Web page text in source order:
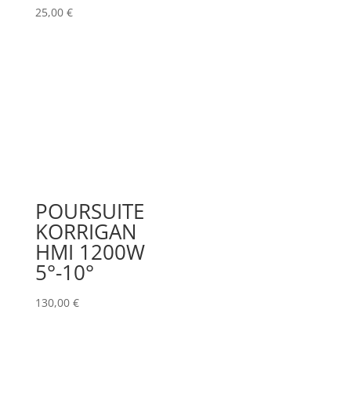
25,00 €
POURSUITE
KORRIGAN
HMI 1200W
5°-10°
130,00 €